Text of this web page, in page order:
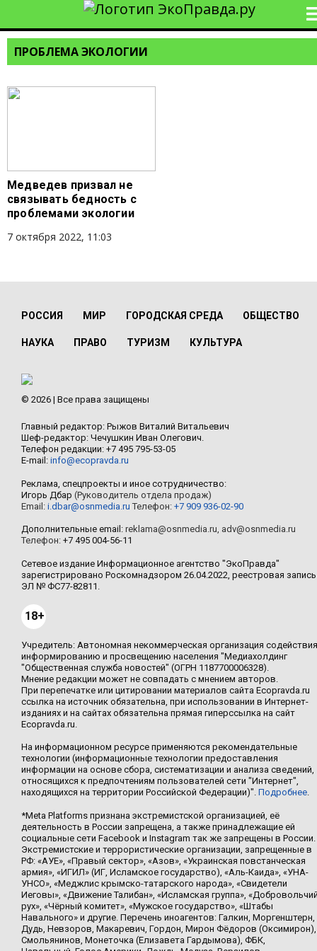
ПРОБЛЕМА ЭКОЛОГИИ
Медведев призвал не
связывать бедность с
проблемами экологии
7 октября 2022, 11:03
РОССИЯ МИР ГОРОДСКАЯ СРЕДА ОБЩЕСТВО
НАУКА ПРАВО ТУРИЗМ КУЛЬТУРА
© 2026 | Все права защищены
Главный редактор: Рыжов Виталий Витальевич
Шеф-редактор: Чечушкин Иван Олегович.
Телефон редакции: +7 495 795-53-05
E-mail: info@ecopravda.ru
Реклама, спецпроекты и иное сотрудничество:
Игорь Дбар (Руководитель отдела продаж)
Email: i.dbar@osnmedia.ru Телефон: +7 909 936-02-90
Дополнительные email: reklama@osnmedia.ru, adv@osnmedia.ru
Телефон: +7 495 004-56-11
Сетевое издание Информационное агентство "ЭкоПравда"
зарегистрировано Роскомнадзором 26.04.2022, реестровая запись
ЭЛ № ФС77-82811.
18+
Учредитель: Автономная некоммерческая организация содействия
информированию и просвещению населения "Медиахолдинг
"Общественная служба новостей" (ОГРН 1187700006328).
Мнение редакции может не совпадать с мнением авторов.
При перепечатке или цитировании материалов сайта Ecopravda.ru
ссылка на источник обязательна, при использовании в Интернет-
изданиях и на сайтах обязательна прямая гиперссылка на сайт
Ecopravda.ru.
На информационном ресурсе применяются рекомендательные
технологии (информационные технологии предоставления
информации на основе сбора, систематизации и анализа сведений,
относящихся к предпочтениям пользователей сети "Интернет",
находящихся на территории Российской Федерации)". Подробнее.
*Meta Platforms признана экстремистской организацией, её
деятельность в России запрещена, а также принадлежащие ей
социальные сети Facebook и Instagram так же запрещены в России.
Экстремистские и террористические организации, запрещенные в
РФ: «АУЕ», «Правый сектор», «Азов», «Украинская повстанческая
армия», «ИГИЛ» (ИГ, Исламское государство), «Аль-Каида», «УНА-
УНСО», «Меджлис крымско-татарского народа», «Свидетели
Иеговы», «Движение Талибан», «Исламская группа»,
рух», «Чёрный комитет», «Мужское государство», «Штабы
Навального» и другие. Перечень иноагентов: Галкин, Моргенштерн,
Дудь, Невзоров, Макаревич, Гордон, Мирон Фёдоров (Оксимирон),
Смольянинов, Монеточка (Елизавета Гардымова), ФБК,